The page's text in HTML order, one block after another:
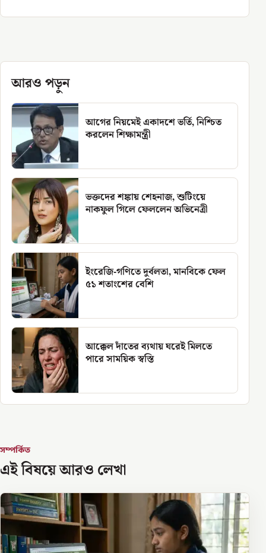
আরও পড়ুন
আগের নিয়মেই একাদশে ভর্তি, নিশ্চিত
করলেন শিক্ষামন্ত্রী
ভক্তদের শঙ্কায় শেহনাজ, শুটিংয়ে
নাকফুল গিলে ফেললেন অভিনেত্রী
ইংরেজি-গণিতে দুর্বলতা, মানবিকে ফেল
৫১ শতাংশের বেশি
আক্কেল দাঁতের ব্যথায় ঘরেই মিলতে
পারে সাময়িক স্বস্তি
সম্পর্কিত
এই বিষয়ে আরও লেখা